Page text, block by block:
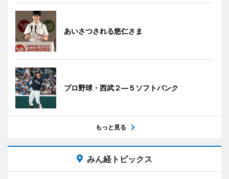
あいさつされる悠仁さま
プロ野球・西武２―５ソフトバンク
もっと見る
みん経トピックス